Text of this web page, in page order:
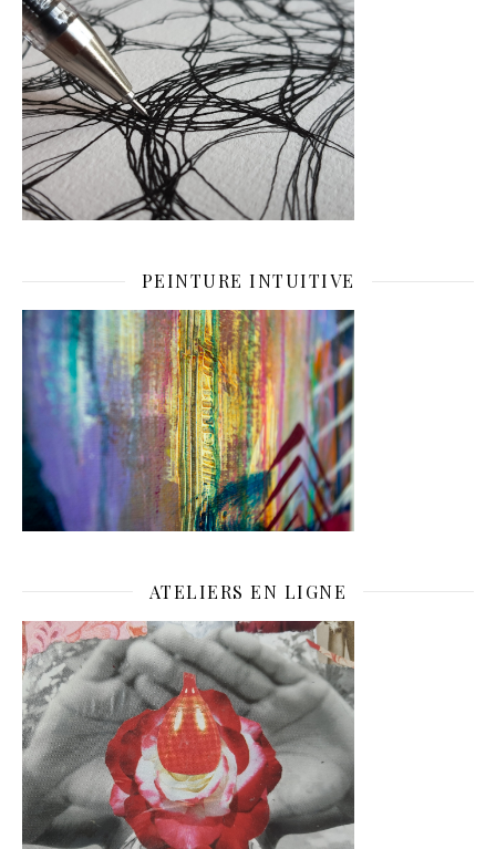
PEINTURE INTUITIVE
ATELIERS EN LIGNE